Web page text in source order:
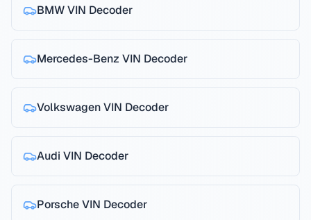
BMWVIN Decoder
Mercedes-Benz VIN Decoder
VolkswagenVIN Decoder
Audi VIN Decoder
PorscheVIN Decoder